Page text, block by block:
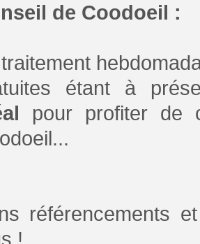
de Coodoeil :
étant à
pour profiter de
référencements
!